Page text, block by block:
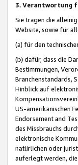
3. Verantwortung
Sie tragen die
Website, sowie für
(a) für den
(b) dafür, dass die
Bestimmungen,
Branchenstandards,
Hinblick auf
US-amerikanischen
Endorsement and
des Missbrauchs
elektronische
natürlichen oder
auferlegt werden,